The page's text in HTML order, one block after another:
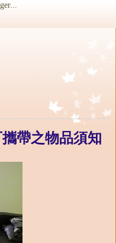
攜帶之物品須知